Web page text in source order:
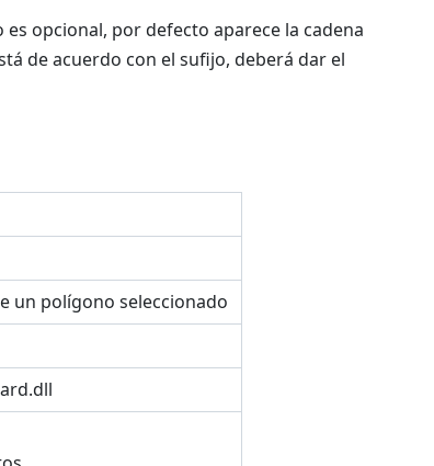
opcional, por defecto aparece la cadena
de acuerdo con el sufijo, deberá dar el
un polígono seleccionado